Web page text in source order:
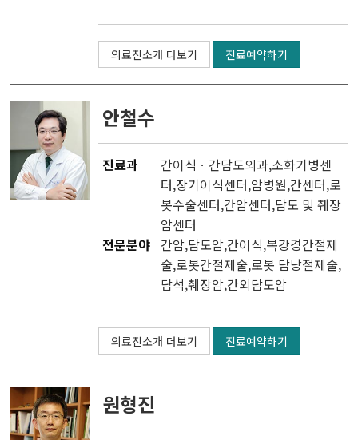
의료진소개 더보기 진료예약하기
안철수
진료과 간이식ㆍ간담도외과,소화기병센
터,장기이식센터,암병원,간센터,로
봇수술센터,간암센터,담도 및 췌장
암센터
전문분야 간암,담도암,간이식,복강경간절제
술,로봇간절제술,로봇 담낭절제술,
담석,췌장암,간외담도암
의료진소개 더보기 진료예약하기
원형진